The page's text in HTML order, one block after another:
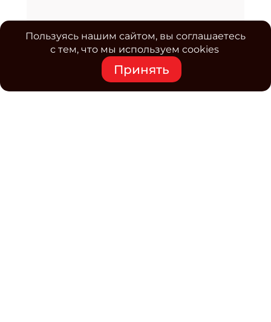
Пользуясь нашим сайтом, вы соглашаетесь
с тем, что мы используем cookies
Принять